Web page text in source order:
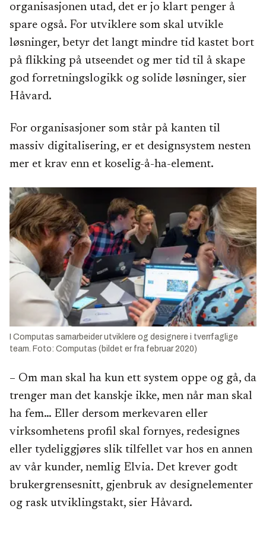
organisasjonen utad, det er jo klart penger å
spare også. For utviklere som skal utvikle
løsninger, betyr det langt mindre tid kastet bort
på flikking på utseendet og mer tid til å skape
god forretningslogikk og solide løsninger, sier
Håvard.
For organisasjoner som står på kanten til
massiv digitalisering, er et designsystem nesten
mer et krav enn et koselig-å-ha-element.
I Computas samarbeider utviklere og designere i tverrfaglige
team. Foto: Computas (bildet er fra februar 2020)
– Om man skal ha kun ett system oppe og gå, da
trenger man det kanskje ikke, men når man skal
ha fem… Eller dersom merkevaren eller
virksomhetens profil skal fornyes, redesignes
eller tydeliggjøres slik tilfellet var hos en annen
av vår kunder, nemlig Elvia. Det krever godt
brukergrensesnitt, gjenbruk av designelementer
og rask utviklingstakt, sier Håvard.